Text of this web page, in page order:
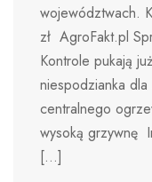
województwach.
zł AgroFakt.pl
Kontrole pukają
niespodzianka
centralnego
wysoką grzywnę
[…]